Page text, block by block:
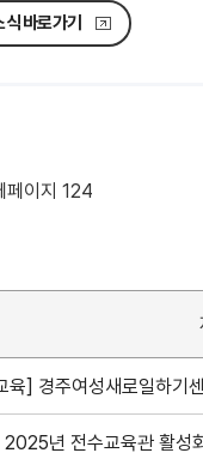
바로가기
페이지 124